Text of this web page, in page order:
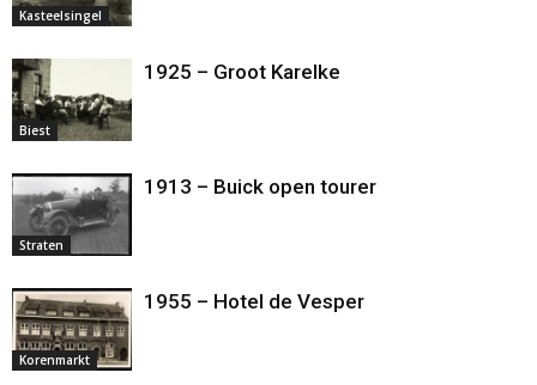
Kasteelsingel
Biest
1925 – Groot Karelke
Straten
1913 – Buick open tourer
Korenmarkt
1955 – Hotel de Vesper